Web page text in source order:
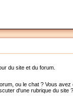
du site et du forum.
ou le chat ? Vous avez
d'une rubrique du site